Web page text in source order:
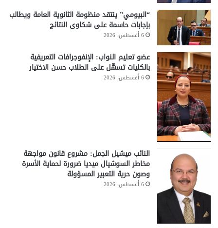
“البيومي” ينتقد منظومة الثانوية العامة ويطالب
بإجابات حاسمة على شكاوى النتائج
6 أغسطس، 2026
عضو تعليم النواب: الإنفوجرافات التعريفية
بالكليات تسهّل على الطلاب حسن الاختيار
6 أغسطس، 2026
النائب ميشيل الجمل: مشروع قانون مواجهة
مخاطر السوشيال ميديا ضرورة لحماية الأسرة
وصون حرية التعبير المسؤولة
6 أغسطس، 2026